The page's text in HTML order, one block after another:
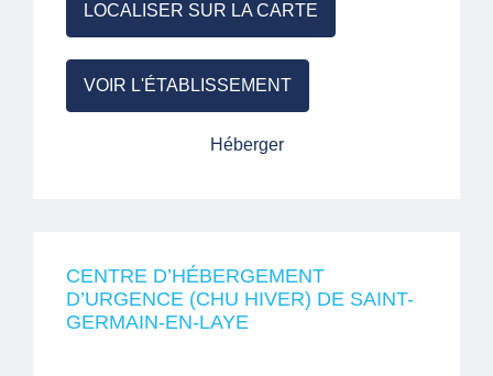
LOCALISER SUR LA CARTE
VOIR L'ÉTABLISSEMENT
Héberger
CENTRE D’HÉBERGEMENT
D’URGENCE (CHU HIVER) DE SAINT-
GERMAIN-EN-LAYE